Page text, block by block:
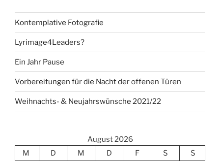
Kontemplative Fotografie
Lyrimage4Leaders?
Ein Jahr Pause
Vorbereitungen für die Nacht der offenen Türen
Weihnachts- & Neujahrswünsche 2021/22
August 2026
M
D M D F S
S